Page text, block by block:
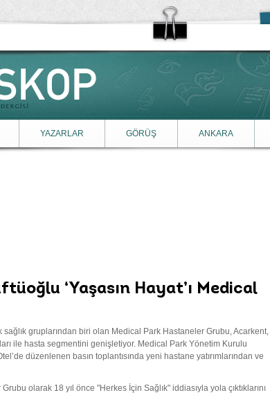
YAZARLAR GÖRÜŞ ANKARA
‘Yaşasın Hayat’ı Medical
sağlık gruplarından biri olan Medical Park Hastaneler Grubu, Acarkent,
ile hasta segmentini genişletiyor. Medical Park Yönetim Kurulu
düzenlenen basın toplantısında yeni hastane yatırımlarından ve
olarak 18 yıl önce "Herkes İçin Sağlık" iddiasıyla yola çıktıklarını